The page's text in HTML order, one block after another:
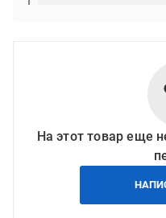
На этот товар еще